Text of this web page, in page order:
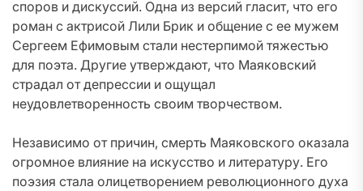
споров и дискуссий. Одна из версий гласит, что его
роман с актрисой Лили Брик и общение с ее мужем
Сергеем Ефимовым стали нестерпимой тяжестью
для поэта. Другие утверждают, что Маяковский
страдал от депрессии и ощущал
неудовлетворенность своим творчеством.
Независимо от причин, смерть Маяковского оказала
огромное влияние на искусство и литературу. Его
поэзия стала олицетворением революционного духа